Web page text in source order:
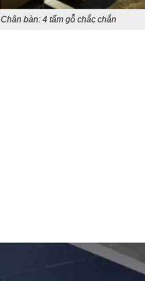
Chân bàn: 4 tấm gỗ chắc chắn